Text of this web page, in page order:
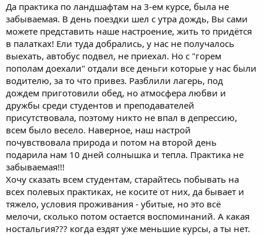
Да практика по ландшафтам на 3-ем курсе, была не
забываемая. В день поездки шел с утра дождь, Вы сами
можете представить наше настроение, жить то придётся
в палатках! Ели туда добрались, у нас не получалось
выехать, автобус подвел, не приехал. Но с "горем
пополам доехали" отдали все деньги которые у нас были
водителю, за то что привез. Разблили лагерь, под
дождем приготовили обед, но атмосфера любви и
дружбы среди студентов и преподавателей
присутствовала, поэтому никто не впал в депрессию,
всем было весело. Наверное, наш настрой
почувствовала природа и потом на второй день
подарила нам 10 дней солнышка и тепла. Практика не
забываемая!!!
Хочу сказать всем студентам, старайтесь побывать на
всех полевых практиках, не косите от них, да бывает и
тяжело, условия проживания - убитые, но это всё
мелочи, сколько потом остается воспоминаний. А какая
ностальгия??? когда ездят уже меньшие курсы, а ты нет.